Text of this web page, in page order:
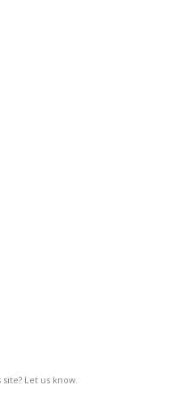
Let us know.